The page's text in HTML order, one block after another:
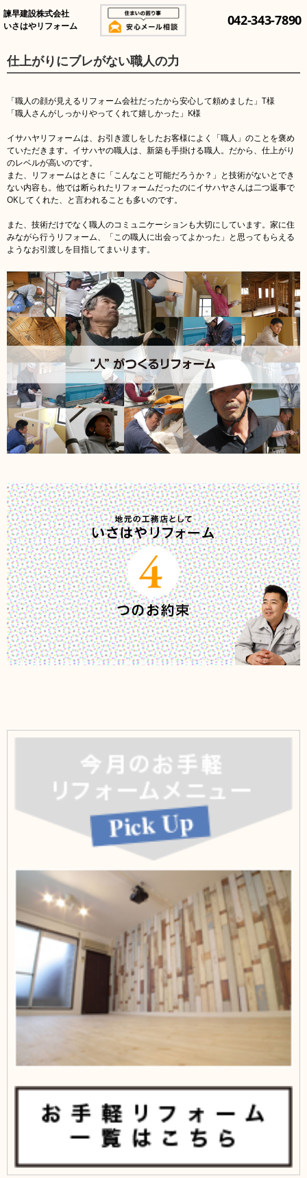
諫早建設株式会社
いさはやリフォーム
042-343-7890
仕上がりにブレがない職人の力
「職人の顔が見えるリフォーム会社だったから安心して頼めました」 T様
「職人さんがしっかりやってくれて嬉しかった」 K様
イサハヤリフォームは、お引き渡しをしたお客様によく「職人」のことを褒め
ていただきます。イサハヤの職人は、新築も手掛ける職人。だから、仕上がり
のレベルが高いのです。
また、リフォームはときに「こんなこと可能だろうか？」と技術がないとでき
ない内容も。他では断られたリフォームだったのにイサハヤさんは二つ返事で
OKしてくれた、と言われることも多いのです。
また、技術だけでなく職人のコミュニケーションも大切にしています。家に住
みながら行うリフォーム、「この職人に出会ってよかった」と思ってもらえる
ようなお引渡しを目指してまいります。